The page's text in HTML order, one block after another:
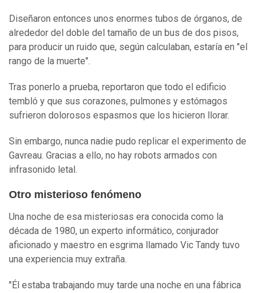
Diseñaron entonces unos enormes tubos de órganos, de
alrededor del doble del tamaño de un bus de dos pisos,
para producir un ruido que, según calculaban, estaría en "el
rango de la muerte".
Tras ponerlo a prueba, reportaron que todo el edificio
tembló y que sus corazones, pulmones y estómagos
sufrieron dolorosos espasmos que los hicieron llorar.
Sin embargo, nunca nadie pudo replicar el experimento de
Gavreau. Gracias a ello, no hay robots armados con
infrasonido letal.
Otro misterioso fenómeno
Una noche de esa misteriosas era conocida como la
década de 1980, un experto informático, conjurador
aficionado y maestro en esgrima llamado Vic Tandy tuvo
una experiencia muy extraña.
"Él estaba trabajando muy tarde una noche en una fábrica